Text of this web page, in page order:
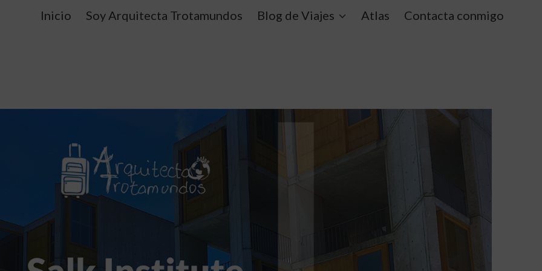
Inicio Soy Arquitecta Trotamundos Blog de Viajes Atlas Contacta conmigo